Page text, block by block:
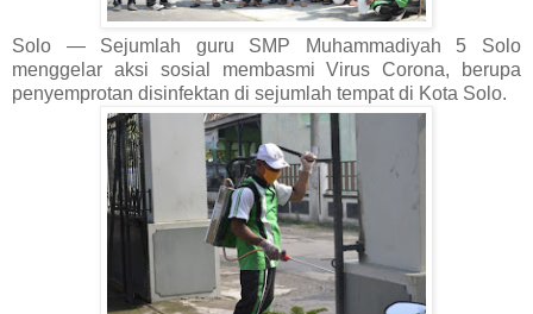
Solo — Sejumlah guru SMP Muhammadiyah 5 Solo
menggelar aksi sosial membasmi Virus Corona, berupa
penyemprotan disinfektan di sejumlah tempat di Kota Solo.